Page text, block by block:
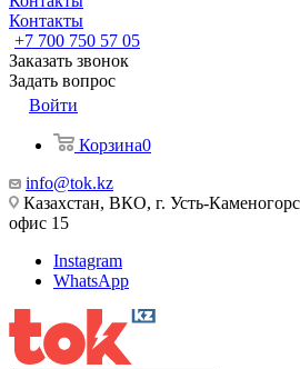
Контакты
+7 700 750 57 05
Заказать звонок
Задать вопрос
Войти
Корзина0
info@tok.kz
Казахстан, ВКО, г. Усть-
офис 15
Instagram
WhatsApp